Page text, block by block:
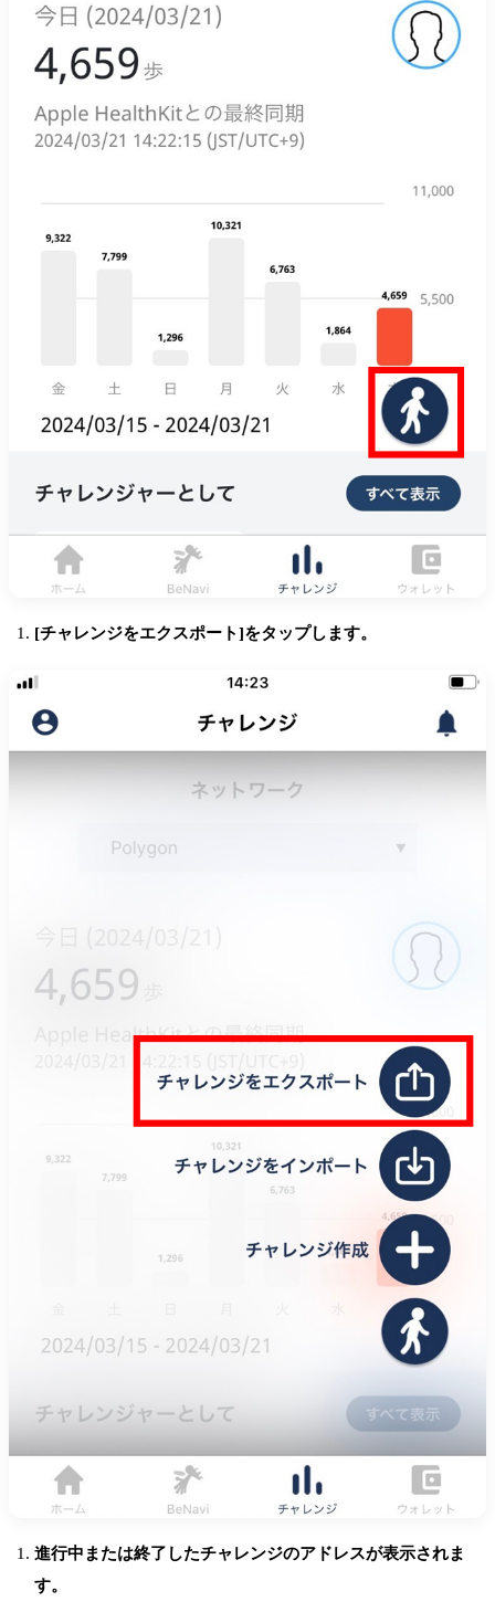
[チャレンジをエクスポート]をタップします。
進行中または終了したチャレンジのアドレスが表示されま
す。